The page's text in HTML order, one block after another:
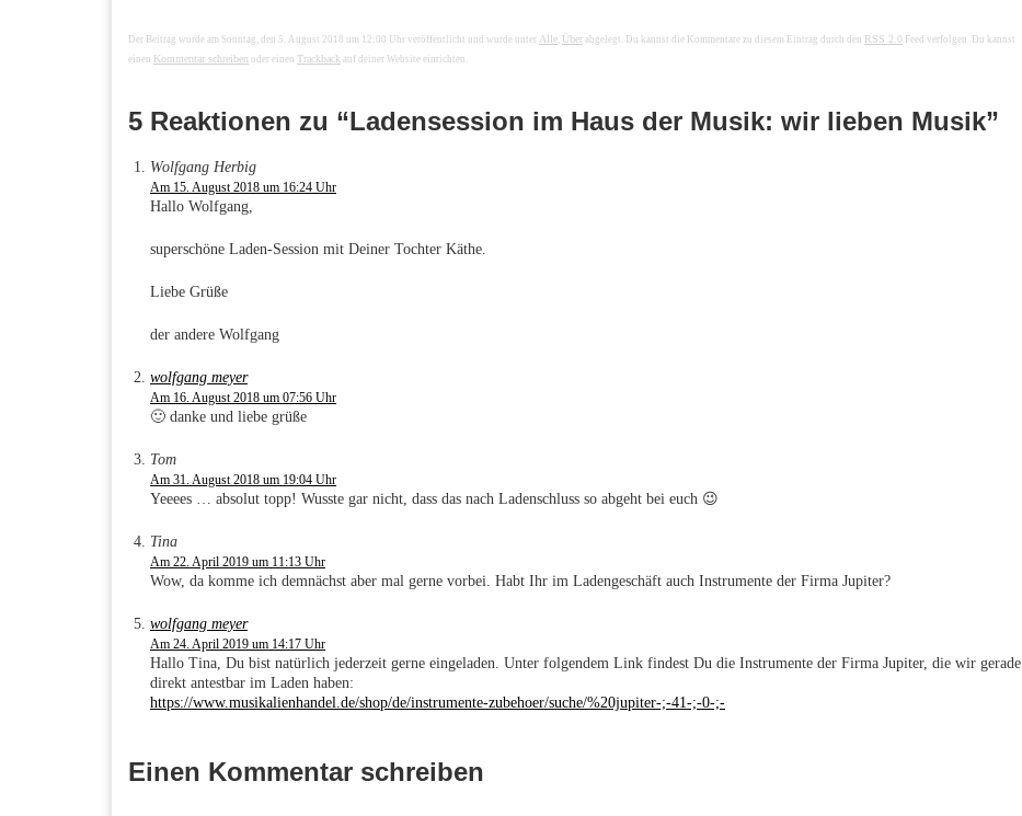
Der Beitrag wurde am Sonntag, den 5. August 2018 um 12:00 Uhr veröffentlicht und wurde unter Alle Über abgelegt. Du kannst die Kommentare zu diesem Eintrag durch den RSS 2.0 Feed verfolgen. Du kannst
einen Kommentar schreiben oder einen Trackback auf deiner Website einrichten.
5 Reaktionen zu “Ladensession im Haus der Musik: wir lieben Musik”
Wolfgang Herbig
Am 15. August 2018 um 16:24 Uhr
Hallo Wolfgang,
superschöne Laden-Session mit Deiner Tochter Käthe.
Liebe Grüße
der andere Wolfgang
wolfgang meyer
Am 16. August 2018 um 07:56 Uhr
🙂 danke und liebe grüße
Tom
Am 31. August 2018 um 19:04 Uhr
Yeeees … absolut topp! Wusste gar nicht, dass das nach Ladenschluss so abgeht bei euch 😉
Tina
Am 22. April 2019 um 11:13 Uhr
Wow, da komme ich demnächst aber mal gerne vorbei. Habt Ihr im Ladengeschäft auch Instrumente der Firma Jupiter?
wolfgang meyer
Am 24. April 2019 um 14:17 Uhr
Hallo Tina, Du bist natürlich jederzeit gerne eingeladen. Unter folgendem Link findest Du die Instrumente der Firma Jupiter, die wir gerade
direkt antestbar im Laden haben:
https://www.musikalienhandel.de/shop/de/instrumente-zubehoer/suche/%20jupiter-;-41-;-0-;-
Einen Kommentar schreiben